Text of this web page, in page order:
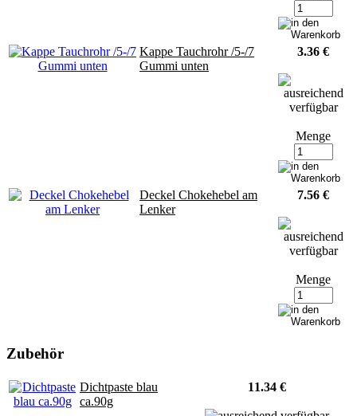
Kappe Tauchrohr /5-/7
Gummi unten
3.36 €
Menge
Deckel Chokehebel am
Lenker
7.56 €
Menge
Zubehör
Dichtpaste blau
ca.90g
11.34 €